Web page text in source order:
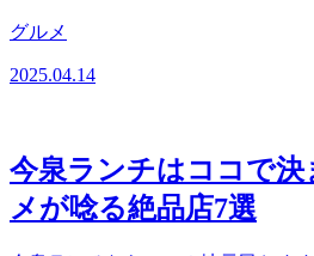
グルメ
2025.04.14
今泉ランチはココで決
メが唸る絶品店7選